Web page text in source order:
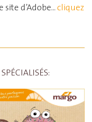
d’Adobe... cliquez